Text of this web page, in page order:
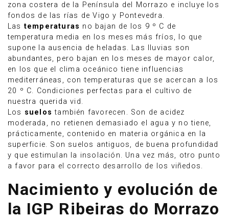
zona costera de la Península del Morrazo e incluye los
fondos de las rías de Vigo y Pontevedra.
Lastemperaturas no bajan de los 9 º C de
temperatura media en los meses más fríos, lo que
supone la ausencia de heladas. Las lluvias son
abundantes, pero bajan en los meses de mayor calor,
en los que el clima oceánico tiene influencias
mediterráneas, con temperaturas que se acercan a los
20 º C. Condiciones perfectas para el cultivo de
nuestra querida vid.
Los suelos también favorecen. Son de acidez
moderada, no retienen demasiado el agua y no tiene,
prácticamente, contenido en materia orgánica en la
superficie. Son suelos antiguos, de buena profundidad
y que estimulan la insolación. Una vez más, otro punto
a favor para el correcto desarrollo de los viñedos.
Nacimiento y evolución de
la IGP Ribeiras do Morrazo